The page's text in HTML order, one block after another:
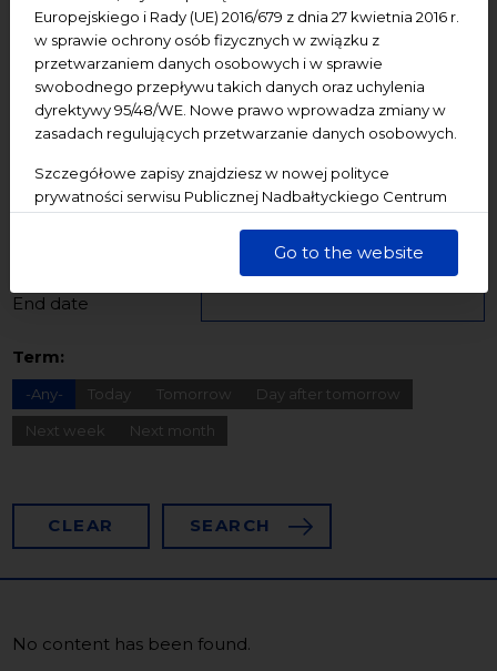
Europejskiego i Rady (UE) 2016/679 z dnia 27 kwietnia 2016 r.
w sprawie ochrony osób fizycznych w związku z
przetwarzaniem danych osobowych i w sprawie
swobodnego przepływu takich danych oraz uchylenia
dyrektywy 95/48/WE. Nowe prawo wprowadza zmiany w
zasadach regulujących przetwarzanie danych osobowych.
Szczegółowe zapisy znajdziesz w nowej polityce
prywatności serwisu Publicznej Nadbałtyckiego Centrum
dane są przetwarzane w sposób bezpieczny, z należytą
Go to the website
Dziedzictwo kulturowe
ekologia
Konferencje
Literatura Online
oprowadzanie
oświadczenie
Podcast Pomerania
Warsztaty
wydarzenia bezpłatne
wydarzenia płatne
wydarzenie dostępne
Wydarzenie zewnętrzne
Wykład
Spotkania
Koncerty Wystawy Edukacja
End date
Term:
-Any- Today Tomorrow Day after tomorrow
Next week Next month
CLEAR SEARCH
No content has been found.